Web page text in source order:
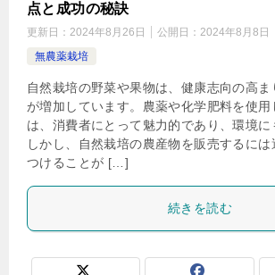
点と成功の秘訣
更新日： 2024年8月26日 公開日： 2024年8月8日
無農薬栽培
自然栽培の野菜や果物は、健康志向の高
が増加しています。農薬や化学肥料を使
は、消費者にとって魅力的であり、環境に
しかし、自然栽培の農産物を販売するに
つけることが […]
続きを読む